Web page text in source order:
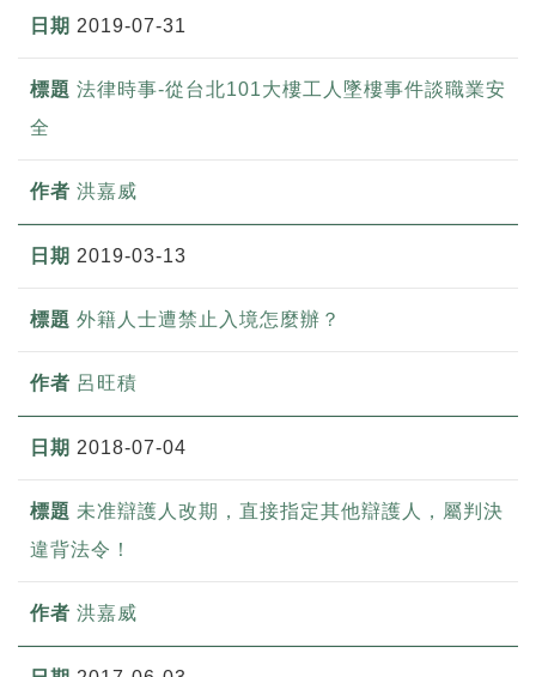
2019-07-31
法律時事-從台北101大樓工人墜樓事件談職業安
全
洪嘉威
2019-03-13
外籍人士遭禁止入境怎麼辦？
呂旺積
2018-07-04
未准辯護人改期，直接指定其他辯護人，屬判決
違背法令！
洪嘉威